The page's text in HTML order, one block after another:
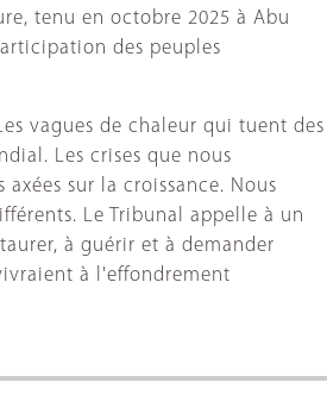
tenu en octobre 2025 à Abu
des peuples
vagues de chaleur qui tuent des
Les crises que nous
sur la croissance. Nous
Le Tribunal appelle à un
à guérir et à demander
à l'effondrement